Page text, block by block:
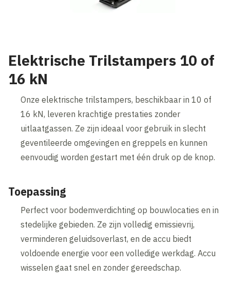
Elektrische Trilstampers 10 of
16 kN
Onze elektrische trilstampers, beschikbaar in 10 of
16 kN, leveren krachtige prestaties zonder
uitlaatgassen. Ze zijn ideaal voor gebruik in slecht
geventileerde omgevingen en greppels en kunnen
eenvoudig worden gestart met één druk op de knop.
Toepassing
Perfect voor bodemverdichting op bouwlocaties en in
stedelijke gebieden. Ze zijn volledig emissievrij,
verminderen geluidsoverlast, en de accu biedt
voldoende energie voor een volledige werkdag. Accu
wisselen gaat snel en zonder gereedschap.